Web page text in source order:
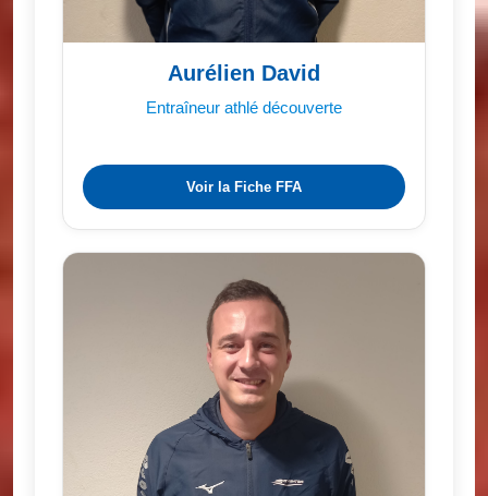
Aurélien David
Entraîneur athlé découverte
Voir la Fiche FFA